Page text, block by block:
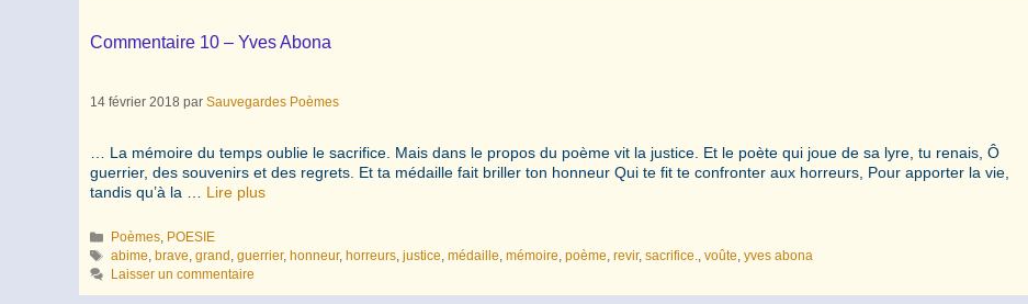
Commentaire 10 – Yves Abona
14 février 2018 par Sauvegardes Poèmes
… La mémoire du temps oublie le sacrifice. Mais dans le propos du poème vit la justice. Et le poète qui joue de sa lyre, tu renais, Ô
guerrier, des souvenirs et des regrets. Et ta médaille fait briller ton honneur Qui te fit te confronter aux horreurs, Pour apporter la vie,
tandis qu’à la … Lire plus
Catégories
Poèmes, POESIE
Étiquettes
abime, brave,grand ,guerrier, honneur, horreurs,justice,médaille,mémoire,poème,revir,sacrifice.,voûte,yves abona
Laisser un commentaire